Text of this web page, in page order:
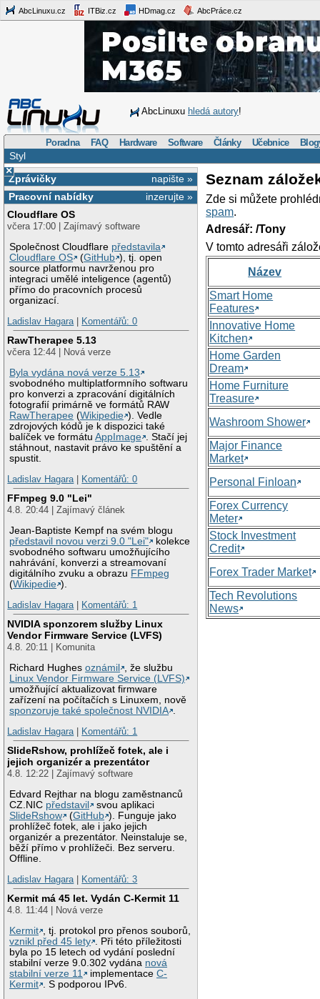
AbcLinuxu.cz ITBiz.cz HDmag.cz AbcPráce.cz
AbcLinuxu hledá autory!
Poradna FAQ Hardware Software Články Učebnice
Styl
×
napište »
Zprávičky
inzerujte »
Pracovní nabídky
Cloudflare OS
včera 17:00 | Zajímavý software
Společnost Cloudflare představila
Cloudflare OS
(GitHub ), tj. open
source platformu navrženou pro
integraci umělé inteligence (agentů)
přímo do pracovních procesů
organizací.
Ladislav Hagara| Komentářů: 0
RawTherapee 5.13
včera 12:44 | Nová verze
Byla vydána nová verze 5.13
svobodného multiplatformního softwaru
pro konverzi a zpracování digitálních
fotografií primárně ve formátů RAW
RawTherapee (Wikipedie ). Vedle
zdrojových kódů je k dispozici také
balíček ve formátuAppImage
. Stačí jej
stáhnout, nastavit právo ke spuštění a
spustit.
Ladislav Hagara| Komentářů: 0
FFmpeg 9.0 "Lei"
4.8. 20:44 | Zajímavý článek
Jean-Baptiste Kempf na svém blogu
představil novou verzi 9.0 "Lei"
kolekce
svobodného softwaru umožňujícího
nahrávání, konverzi a streamovaní
digitálního zvuku a obrazu FFmpeg
(Wikipedie ).
Ladislav Hagara| Komentářů: 1
NVIDIA sponzorem služby Linux
Vendor Firmware Service (LVFS)
4.8. 20:11 | Komunita
Richard Hughesoznámil
, že službu
Linux Vendor Firmware Service (LVFS)
umožňující aktualizovat firmware
zařízení na počítačích s Linuxem, nově
sponzoruje také společnost NVIDIA
Ladislav Hagara| Komentářů: 1
SlideRshow, prohlížeč fotek, ale i
jejich organizér a prezentátor
4.8. 12:22 | Zajímavý software
Edvard Rejthar na blogu zaměstnanců
CZ.NIC představil
svou aplikaci
SlideRshow
(GitHub ). Funguje jako
prohlížeč fotek, ale i jako jejich
organizér a prezentátor. Neinstaluje se,
běží přímo v prohlížeči. Bez serveru.
Offline.
Ladislav Hagara| Komentářů: 3
Kermit má 45 let. Vydán C-Kermit 11
4.8. 11:44 | Nová verze
Kermit
, tj. protokol pro přenos souborů,
vznikl před 45 lety
. Při této příležitosti
byla po 15 letech od vydání poslední
stabilní verze 9.0.302 vydána nová
stabilní verze 11
implementaceC-
Kermit
. S podporou IPv6.
Seznam
Zde si můžete
spam.
Adresář: /Tony
V tomto adresáři
Název
Smart Home
Features
Innovative Home
Kitchen
Home Garden
Dream
Home Furniture
Treasure
Washroom Shower
Major Finance
Market
Personal Finloan
Forex Currency
Meter
Stock Investment
Credit
Forex Trader Market
Tech Revolutions
News